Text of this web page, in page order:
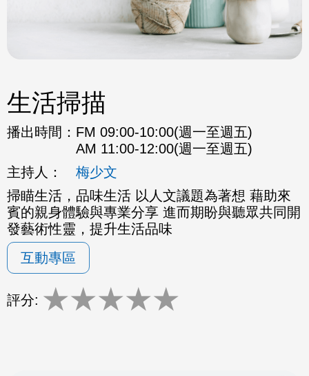
生活掃描
播出時間： FM 09:00-10:00(週一至週五)
AM 11:00-12:00(週一至週五)
主持人：
梅少文
掃瞄生活，品味生活 以人文議題為著想 藉助來
賓的親身體驗與專業分享 進而期盼與聽眾共同開
發藝術性靈，提升生活品味
互動專區
評分: ★★★★★